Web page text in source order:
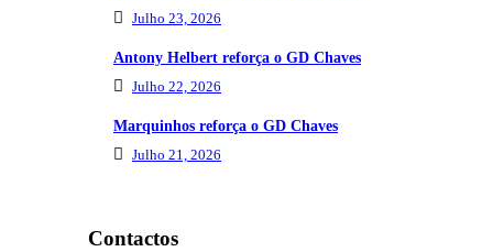
Julho 23, 2026
Antony Helbert reforça o GD Chaves
Julho 22, 2026
Marquinhos reforça o GD Chaves
Julho 21, 2026
Contactos